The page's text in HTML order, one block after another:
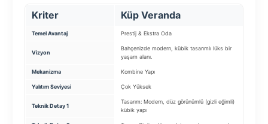
Kriter Küp Veranda
Temel Avantaj Prestij & Ekstra Oda
Vizyon
Bahçenizde modern, kübik tasarımlı lüks bir
yaşam alanı.
Mekanizma Kombine Yapı
Yalıtım Seviyesi Çok Yüksek
Teknik Detay 1
Tasarım: Modern, düz görünümlü (gizli eğimli)
kübik yapı